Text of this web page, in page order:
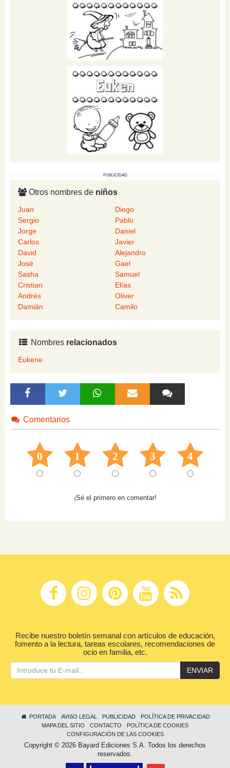
PUBLICIDAD
Otros nombres de niños
Juan
Diego
Sergio
Pablo
Jorge
Daniel
Carlos
Javier
David
Alejandro
José
Gael
Sasha
Samuel
Cristian
Elías
Andrés
Oliver
Damián
Camilo
Nombres relacionados
Eukene
Comentarios
0 1 2 3 4
¡Sé el primero en comentar!
Recibe nuestro boletín semanal con artículos de educación,
fomento a la lectura, tareas escolares, recomendaciones de
ocio en familia, etc.
ENVIAR
PORTADA AVISO LEGAL PUBLICIDAD
POLÍTICA DE PRIVACIDAD
MAPA DEL SITIO
CONTACTO
POLÍTICA DE COOKIES
CONFIGURACIÓN DE LAS COOKIES
Copyright © 2026 Bayard Ediciones S.A. Todos los derechos
reservados.